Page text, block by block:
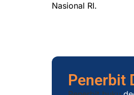
Nasional RI.
Penerbit